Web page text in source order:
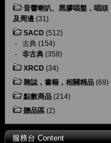
音響喇叭、黑膠唱盤，唱頭
及周邊 (31)
SACD (512)
- 古典 (154)
- 非古典 (358)
XRCD (34)
雜誌，書籍，相關精品 (69)
點數商品 (214)
贈品區 (2)
服務台 Content